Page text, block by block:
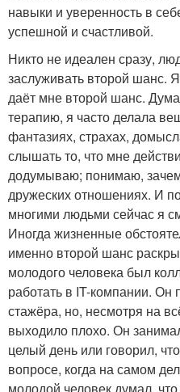
навыки и уверенность в
успешной и счастливой.
Никто не идеален сразу,
заслуживать второй шанс.
даёт мне второй шанс.
терапию, я часто делала
фантазиях, страхах,
слышать то, что мне
додумываю; понимаю,
дружеских отношениях. И
многими людьми сейчас я
Иногда жизненные
именно второй шанс
молодого человека был
работать в IT-компании.
стажёра, но, несмотря на
выходило плохо. Он
целый день или говорил,
вопросе, когда на самом